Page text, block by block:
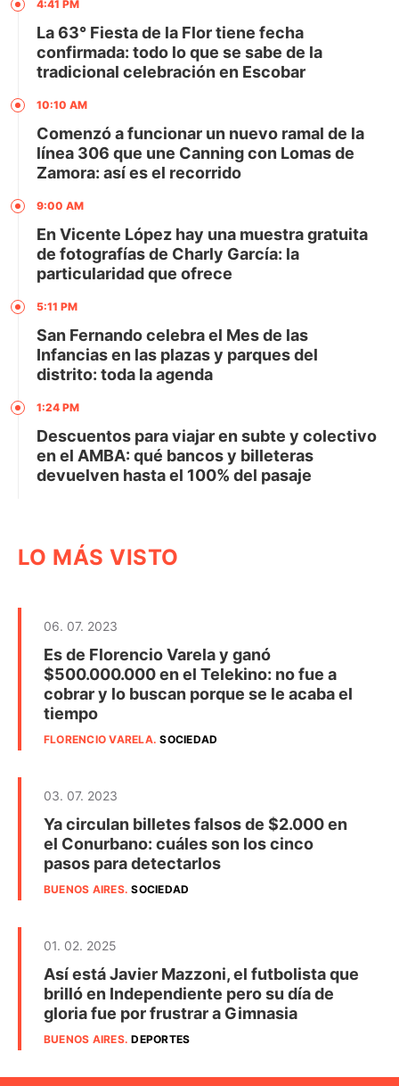
4:41 PM
La 63° Fiesta de la Flor tiene fecha
confirmada: todo lo que se sabe de la
tradicional celebración en Escobar
10:10 AM
Comenzó a funcionar un nuevo ramal de la
línea 306 que une Canning con Lomas de
Zamora: así es el recorrido
9:00 AM
En Vicente López hay una muestra gratuita
de fotografías de Charly García: la
particularidad que ofrece
5:11 PM
San Fernando celebra el Mes de las
Infancias en las plazas y parques del
distrito: toda la agenda
1:24 PM
Descuentos para viajar en subte y colectivo
en el AMBA: qué bancos y billeteras
devuelven hasta el 100% del pasaje
LO MÁS VISTO
06. 07. 2023
Es de Florencio Varela y ganó
$500.000.000 en el Telekino: no fue a
cobrar y lo buscan porque se le acaba el
tiempo
FLORENCIO VARELA.SOCIEDAD
03. 07. 2023
Ya circulan billetes falsos de $2.000 en
el Conurbano: cuáles son los cinco
pasos para detectarlos
BUENOS AIRES.SOCIEDAD
01. 02. 2025
Así está Javier Mazzoni, el futbolista que
brilló en Independiente pero su día de
gloria fue por frustrar a Gimnasia
BUENOS AIRES.DEPORTES